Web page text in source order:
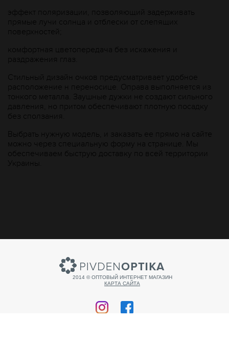
эффект поляризации, позволяющий задерживать
прямые лучи солнца и отблески от слепящих
поверхностей;
комфортная цветопередача без искажения и
раздражения глаз.
Стильный дизайн очков предусматривает удобное
расположение н переносице. Оправа выполняется из
тонкого металла. Заушные дужки не создают сильного
давления, но притом обеспечивают плотную посадку
без сползания.
Выбрать нужную модель, и заказать ее прямо на сайте
можно через специальную форму на странице. Мы
обеспечиваем быструю доставку по всей территории
Украины.
2014 © ОПТОВЫЙ ИНТЕРНЕТ МАГАЗИН
КАРТА САЙТА